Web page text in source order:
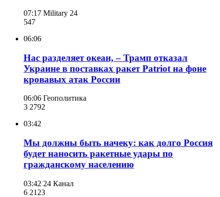
07:17 Military 24
547
06:06
Нас разделяет океан, – Трамп отказал
Украине в поставках ракет Patriot на фоне
кровавых атак России
06:06 Геополитика
3 2792
03:42
Мы должны быть начеку: как долго Россия
будет наносить ракетные удары по
гражданскому населению
03:42 24 Канал
6 2123